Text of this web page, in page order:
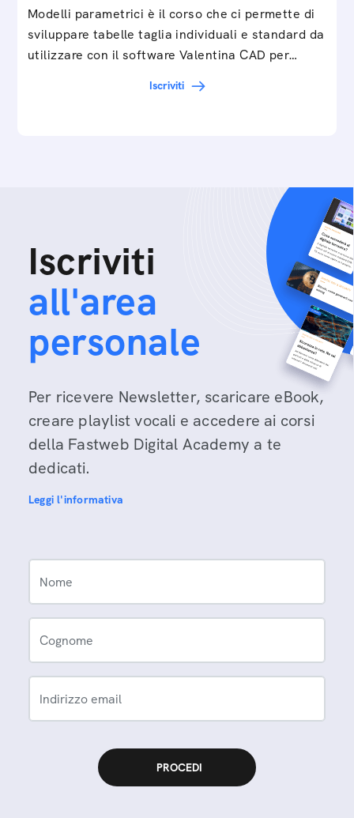
Modelli parametrici è il corso che ci permette di
sviluppare tabelle taglia individuali e standard da
utilizzare con il software Valentina CAD per…
Iscriviti
Iscriviti
all'area
personale
Per ricevere Newsletter, scaricare eBook,
creare playlist vocali e accedere ai corsi
della Fastweb Digital Academy a te
dedicati.
Leggi l'informativa
Nome
Cognome
Indirizzo email